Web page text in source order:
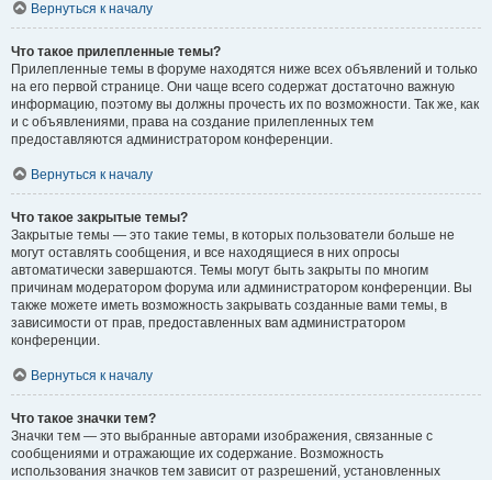
Вернуться к началу
Что такое прилепленные темы?
Прилепленные темы в форуме находятся ниже всех объявлений и только
на его первой странице. Они чаще всего содержат достаточно важную
информацию, поэтому вы должны прочесть их по возможности. Так же, как
и с объявлениями, права на создание прилепленных тем
предоставляются администратором конференции.
Вернуться к началу
Что такое закрытые темы?
Закрытые темы — это такие темы, в которых пользователи больше не
могут оставлять сообщения, и все находящиеся в них опросы
автоматически завершаются. Темы могут быть закрыты по многим
причинам модератором форума или администратором конференции. Вы
также можете иметь возможность закрывать созданные вами темы, в
зависимости от прав, предоставленных вам администратором
конференции.
Вернуться к началу
Что такое значки тем?
Значки тем — это выбранные авторами изображения, связанные с
сообщениями и отражающие их содержание. Возможность
использования значков тем зависит от разрешений, установленных